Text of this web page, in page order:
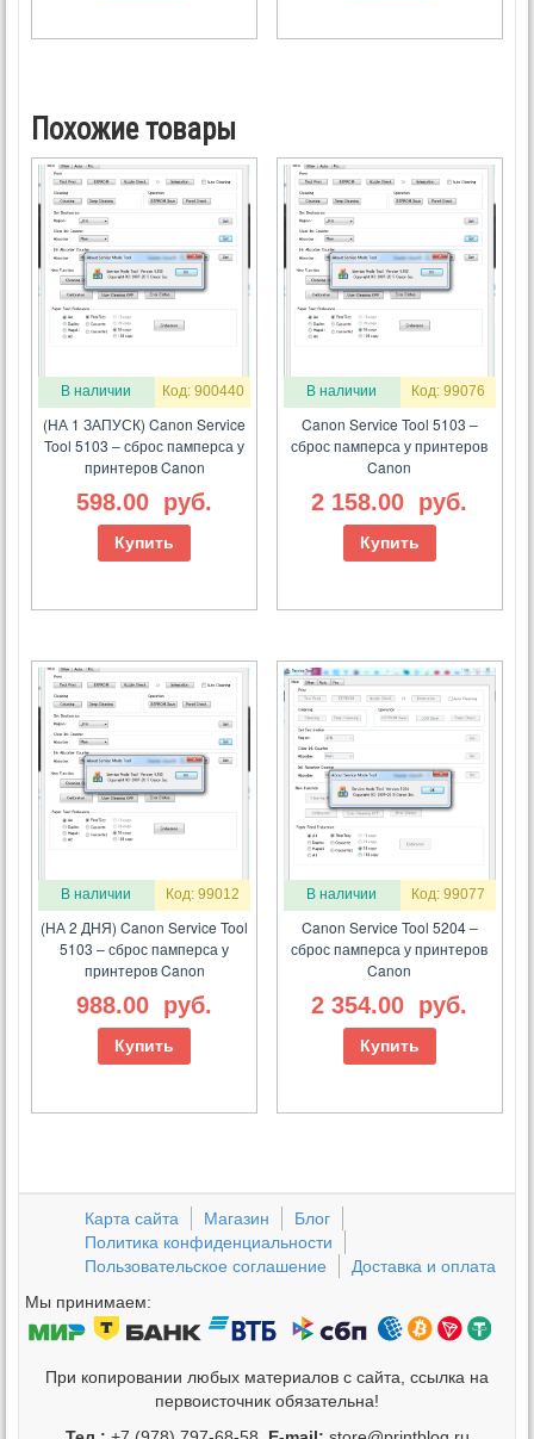
Похожие товары
В наличии Код: 900440
(НА 1 ЗАПУСК) Canon Service
Tool 5103 – сброс памперса у
принтеров Canon
598.00 руб.
Купить
В наличии Код: 99076
Canon Service Tool 5103 –
сброс памперса у принтеров
Canon
2 158.00 руб.
Купить
В наличии Код: 99012
(НА 2 ДНЯ) Canon Service Tool
5103 – сброс памперса у
принтеров Canon
988.00 руб.
Купить
В наличии Код: 99077
Canon Service Tool 5204 –
сброс памперса у принтеров
Canon
2 354.00 руб.
Купить
Карта сайта Магазин
Блог
Политика конфиденциальности
Пользовательское соглашение
Доставка и оплата
Мы принимаем:
При копировании любых материалов с сайта, ссылка на
первоисточник обязательна!